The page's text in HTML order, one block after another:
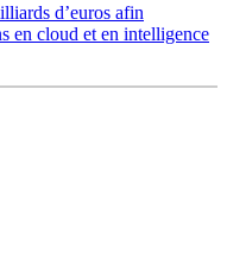
d’euros afin
en cloud et en intelligence